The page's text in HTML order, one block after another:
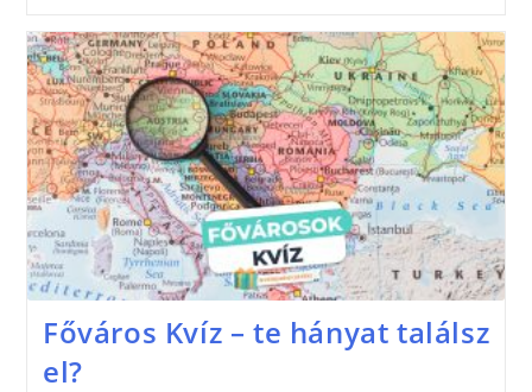
Főváros Kvíz – te hányat találsz
el?